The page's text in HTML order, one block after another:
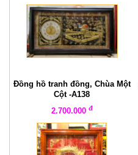
Đồng hồ tranh đồng, Chùa Một
Cột -A138
2.700.000 đ